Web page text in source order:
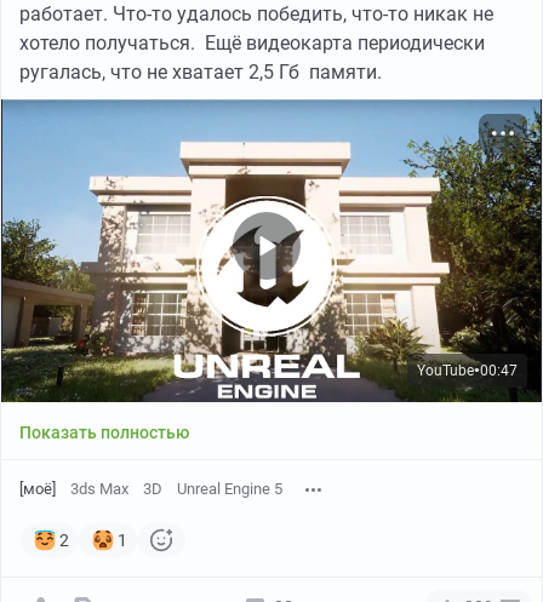
работает. Что-то удалось победить, что-то никак не
хотело получаться. Ещё видеокарта периодически
ругалась, что не хватает 2,5 Гб памяти.
YouTube●00:47
Показать полностью
[моё] 3ds Max 3D Unreal Engine 5
2 1